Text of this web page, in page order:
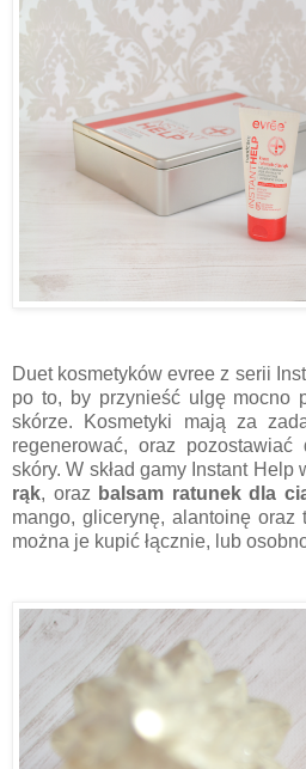
Duet kosmetyków evree z serii
po to, by przynieść ulgę mocno
skórze. Kosmetyki mają za
regenerować, oraz pozostawiać
skóry. W skład gamy Instant Help
rąk, oraz balsam ratunek dla
mango, glicerynę, alantoinę
można je kupić łącznie, lub